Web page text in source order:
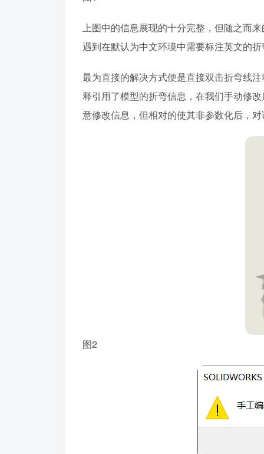
上图中的信息展现的十分完整，但随之而
遇到在默认为中文环境中需要标注英文的
最为直接的解决方式便是直接双击折弯线
释引用了模型的折弯信息，在我们手动修
意修改信息，但相对的使其非参数化后，
图2